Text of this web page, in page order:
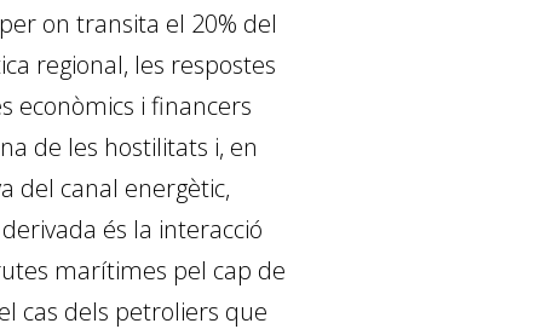
on transita el 20% del
regional, les respostes
econòmics i financers
de les hostilitats i, en
del canal energètic,
és la interacció
marítimes pel cap de
cas dels petroliers que